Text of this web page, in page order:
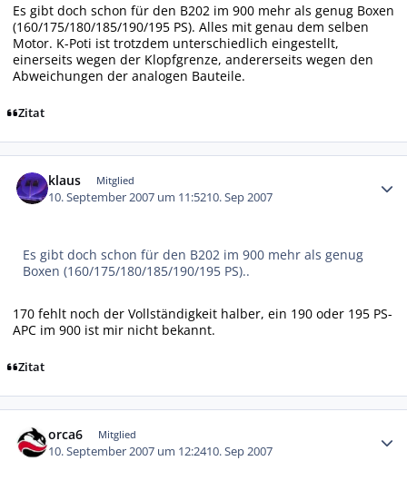
Es gibt doch schon für den B202 im 900 mehr als genug Boxen
(160/175/180/185/190/195 PS). Alles mit genau dem selben
Motor. K-Poti ist trotzdem unterschiedlich eingestellt,
einerseits wegen der Klopfgrenze, andererseits wegen den
Abweichungen der analogen Bauteile.
Zitat
klaus Mitglied
10. September 2007 um 11:5210. Sep 2007
Es gibt doch schon für den B202 im 900 mehr als genug
Boxen (160/175/180/185/190/195 PS)..
170 fehlt noch der Vollständigkeit halber, ein 190 oder 195 PS-
APC im 900 ist mir nicht bekannt.
Zitat
orca6 Mitglied
10. September 2007 um 12:2410. Sep 2007